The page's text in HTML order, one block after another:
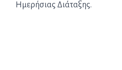
Ημερήσιας Διάταξης.